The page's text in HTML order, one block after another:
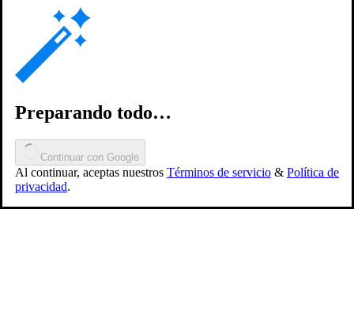
Preparando todo…
Continuar con Google
Al continuar, aceptas nuestros Términos de servicio & Política de
privacidad.